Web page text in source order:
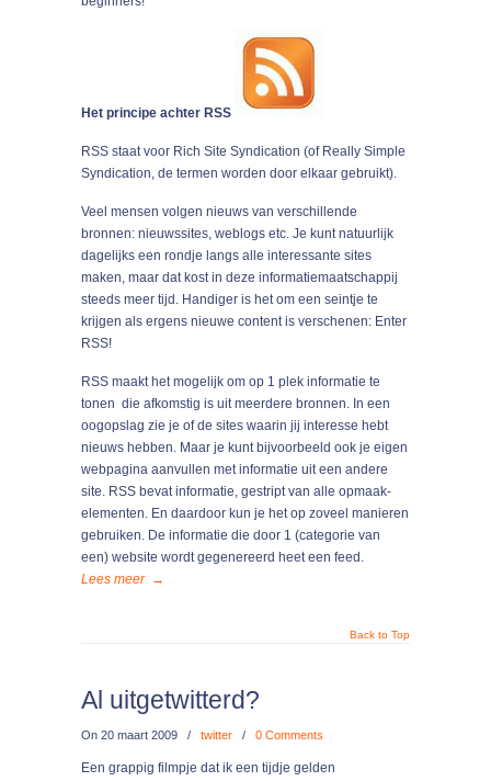
Het principe achter RSS
RSS staat voor Rich Site Syndication (of Really Simple
Syndication, de termen worden door elkaar gebruikt).
Veel mensen volgen nieuws van verschillende
bronnen: nieuwssites, weblogs etc. Je kunt natuurlijk
dagelijks een rondje langs alle interessante sites
maken, maar dat kost in deze informatiemaatschappij
steeds meer tijd. Handiger is het om een seintje te
krijgen als ergens nieuwe content is verschenen: Enter
RSS!
RSS maakt het mogelijk om op 1 plek informatie te
tonen die afkomstig is uit meerdere bronnen. In een
oogopslag zie je of de sites waarin jij interesse hebt
nieuws hebben. Maar je kunt bijvoorbeeld ook je eigen
webpagina aanvullen met informatie uit een andere
site. RSS bevat informatie, gestript van alle opmaak-
elementen. En daardoor kun je het op zoveel manieren
gebruiken. De informatie die door 1 (categorie van
een) website wordt gegenereerd heet een feed.
Lees meer →
Back to Top
Al uitgetwitterd?
On 20 maart 2009 / twitter / 0 Comments
Een grappig filmpje dat ik een tijdje gelden